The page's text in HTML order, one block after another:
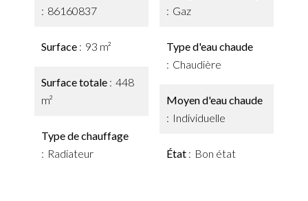
86160837
Surface 93 m²
Surface totale
448
m²
Type de chauffage
Radiateur
Gaz
Type d'eau chaude
Chaudière
Moyen d'eau chaude
Individuelle
État Bon état